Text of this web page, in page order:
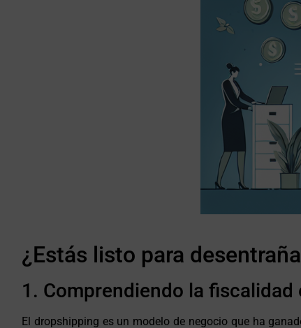
¿Estás listo para
1. Comprendiendo la
El dropshipping es un modelo de negocio que ha